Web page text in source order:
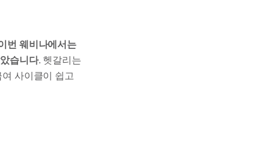
번 웨비나에서는
습니다. 헷갈리는
사이클이 쉽고